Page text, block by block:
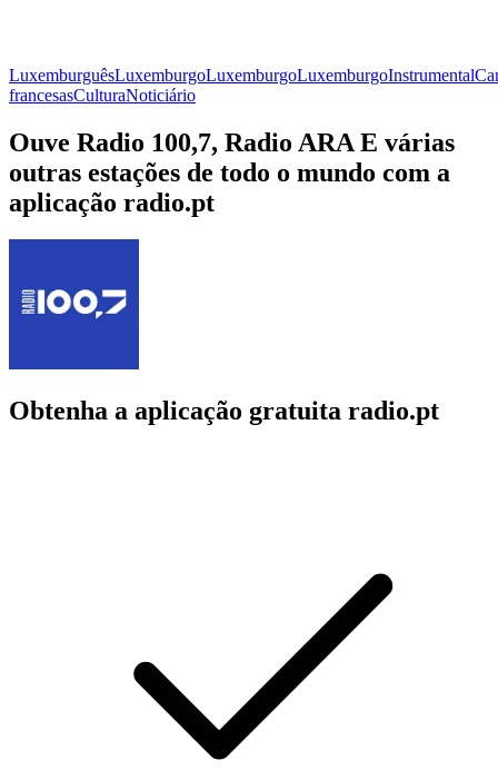
LuxemburguêsLuxemburgoLuxemburgoLuxemburgoInstrumental
francesasCulturaNoticiário
Ouve Radio 100,7, Radio ARA E várias
outras estações de todo o mundo com a
aplicação radio.pt
Obtenha a aplicação gratuita radio.pt